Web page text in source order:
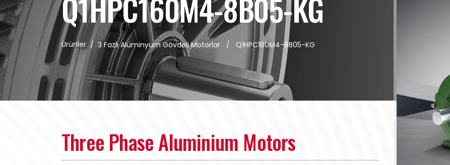
Ürünler/ 3 Fazlı Alüminyum Gövdeli Motorlar / Q1HPC160M4-8B05-KG
Three Phase Aluminium Motors